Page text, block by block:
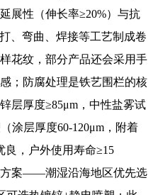
展性（伸长率≥20%）与抗
、弯曲、焊接等工艺制成卷
花纹，部分产品还会采用手
；防腐处理是铁艺围栏的核
层厚度≥85μm，中性盐雾试
涂层厚度60-120μm，附着
良，户外使用寿命≥15
方案——潮湿沿海地区优先选